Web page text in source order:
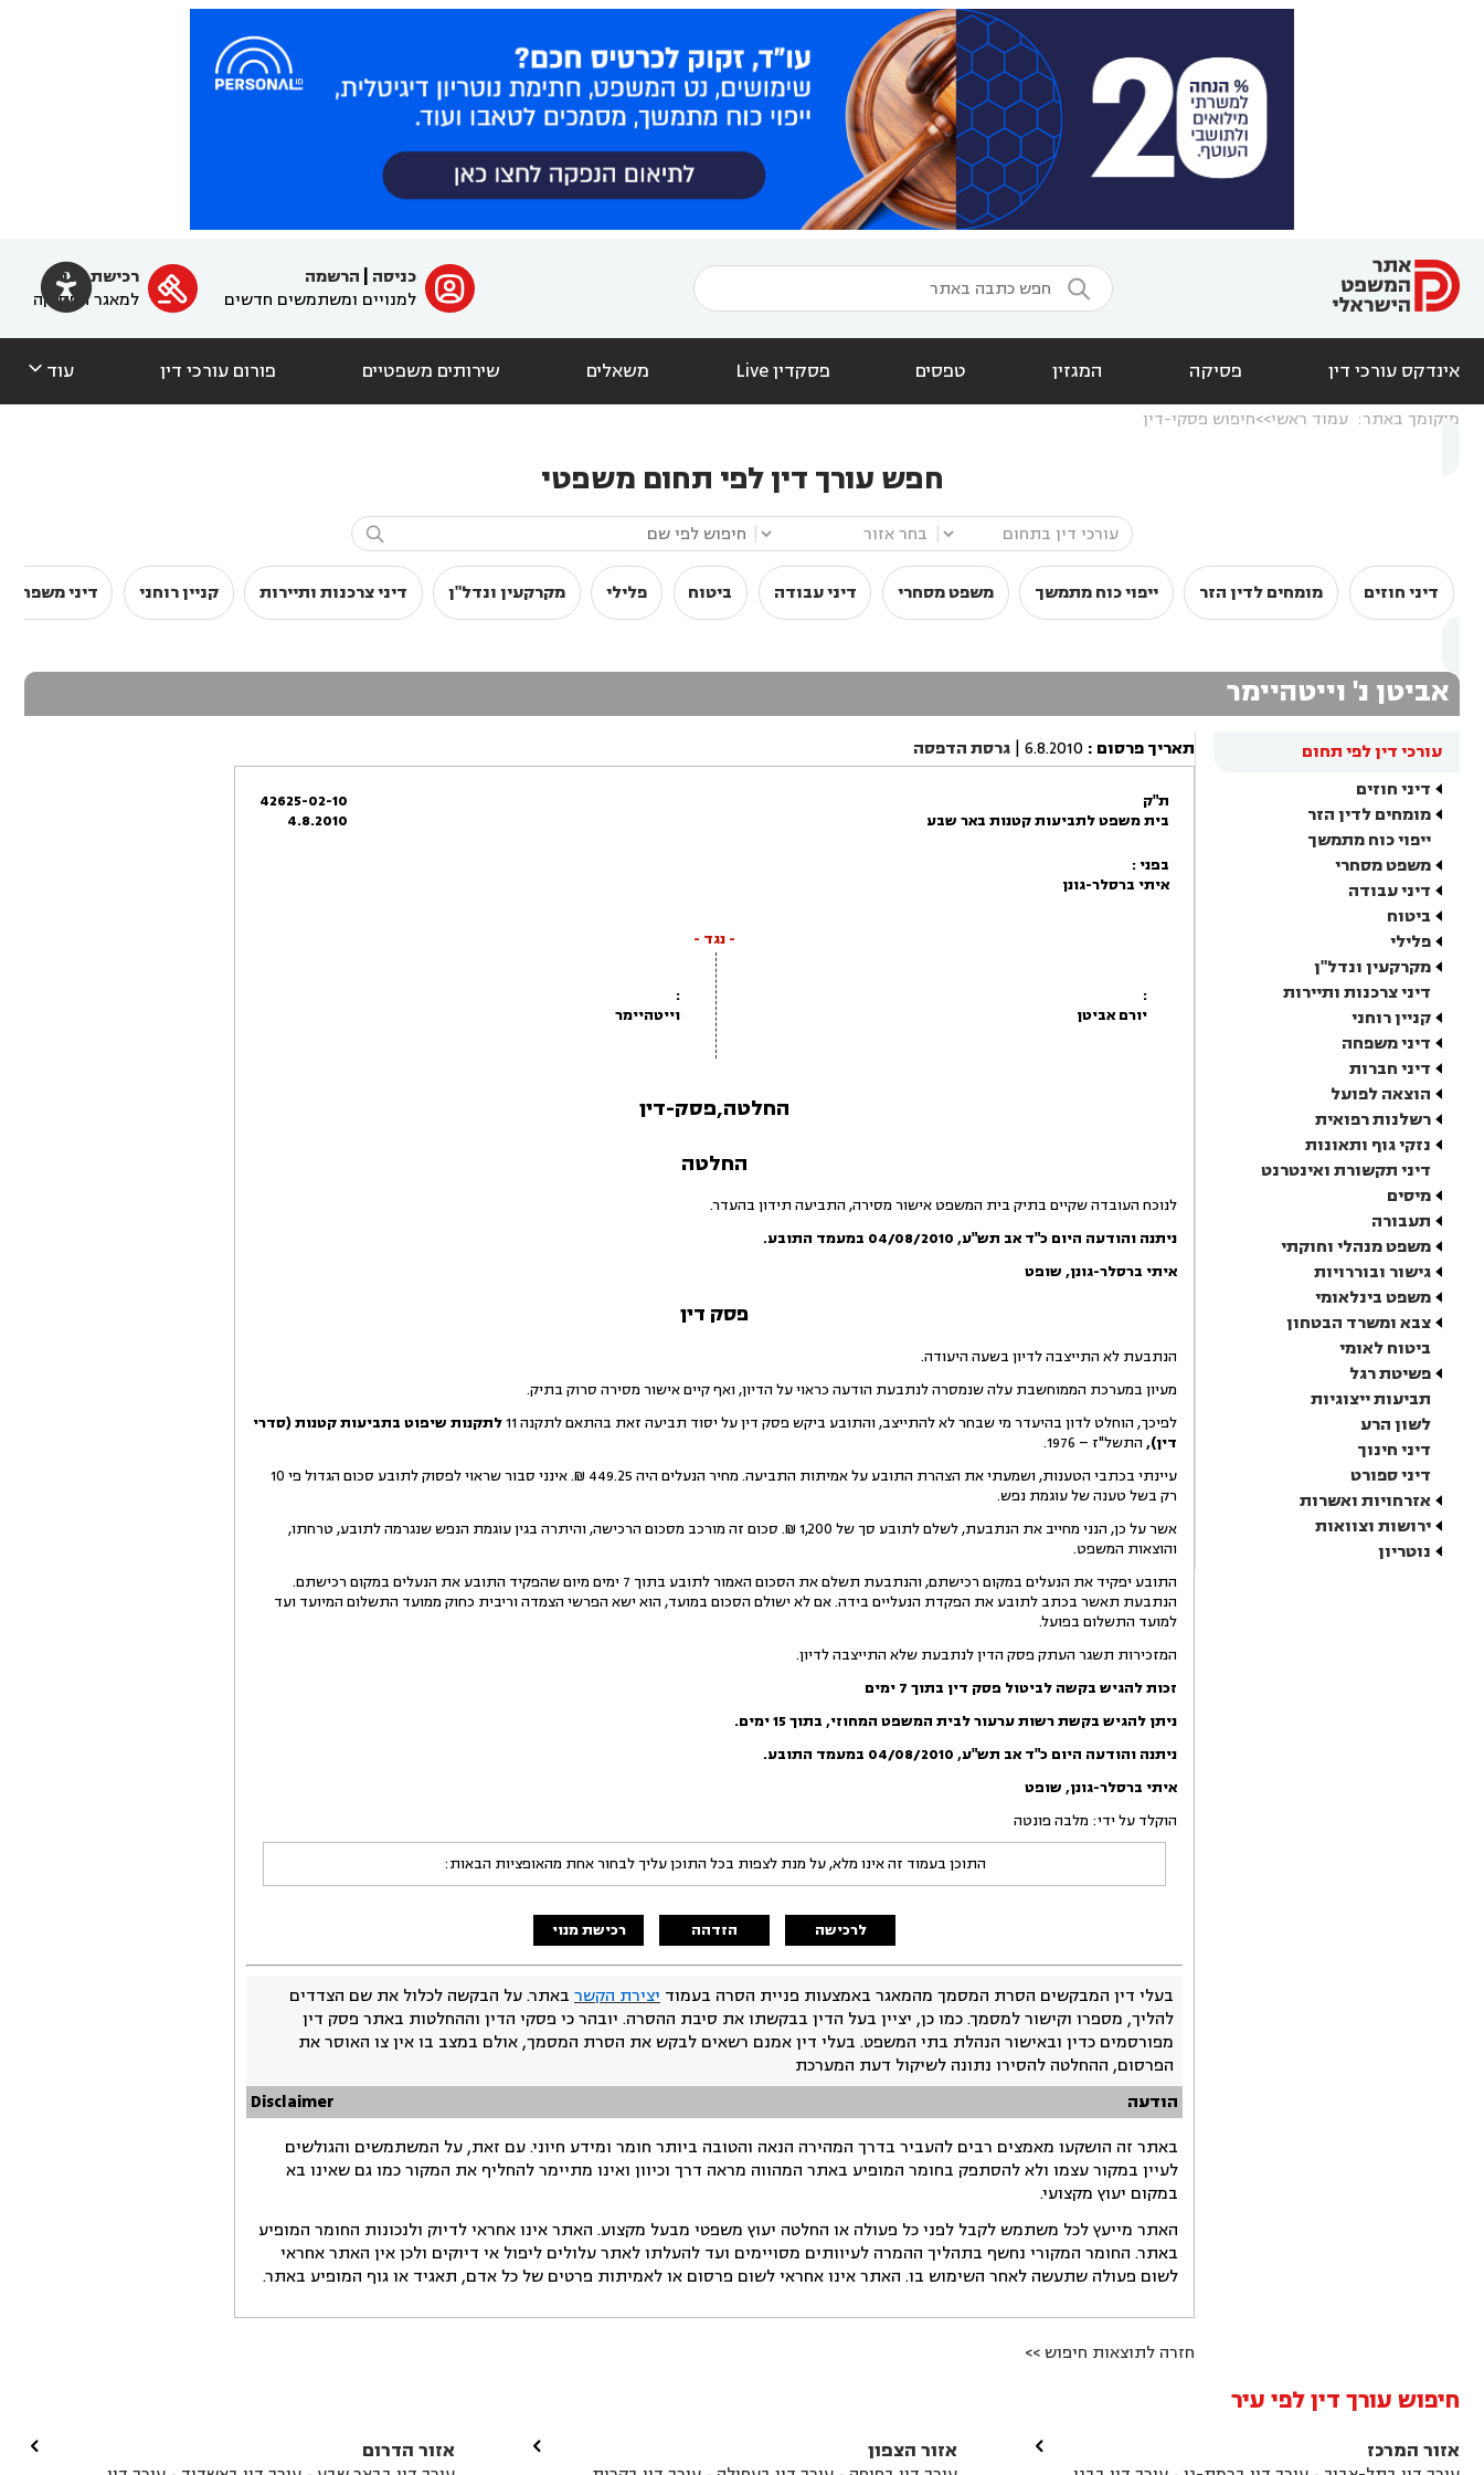
  ﱐ כניסה
הרשמה
למנויים ומשתמשים חדשים

רכישת מנוי
למאגר הפסיקה
אינדקס עורכי דין פסיקה המגזין טפסים פסקדין Live משאלים שירותים משפטיים פורום עורכי דין עוד 
מיקומך באתר: עמוד ראשי חיפוש פסקי-דין
חפש עורך דין לפי תחום משפטי

דיני חוזים מומחים לדין הזר ייפוי כוח מתמשך משפט מסחרי דיני עבודה ביטוח פלילי מקרקעין ונדל"ן דיני צרכנות ותיירות קניין רוחני דיני משפחה
אביטן נ' וייטהיימר
עורכי דין לפי תחום
דיני חוזים
מומחים לדין הזר
ייפוי כוח מתמשך
משפט מסחרי
דיני עבודה
ביטוח
פלילי
מקרקעין ונדל"ן
דיני צרכנות ותיירות
קניין רוחני
דיני משפחה
דיני חברות
הוצאה לפועל
רשלנות רפואית
נזקי גוף ותאונות
דיני תקשורת ואינטרנט
מיסים
תעבורה
משפט מנהלי וחוקתי
גישור ובוררויות
משפט בינלאומי
צבא ומשרד הבטחון
ביטוח לאומי
פשיטת רגל
תביעות ייצוגיות
לשון הרע
דיני חינוך
דיני ספורט
אזרחויות ואשרות
ירושות וצוואות
נוטריון
תאריך פרסום :
6.8.2010
| גרסת הדפסה
ת"ק
בית משפט לתביעות קטנות באר שבע
42625-02-10
4.8.2010
בפני :
איתי ברסלר-גונן
- נגד -
:
יורם אביטן
:
וייטהיימר
החלטה,פסק-דין
החלטה
לנוכח העובדה שקיים בתיק בית המשפט אישור מסירה, התביעה תידון בהעדר.
ניתנה והודעה היום כ"ד אב תש"ע,
04/08/2010 במעמד התובע.
איתי ברסלר-גונן, שופט
פסק דין
הנתבעת לא התייצבה לדיון בשעה היעודה.
מעיון במערכת הממוחשבת עלה שנמסרה לנתבעת הודעה כראוי על הדיון, ואף קיים אישור מסירה סרוק בתיק.
לפיכך, הוחלט לדון בהיעדר מי שבחר לא להתייצב, והתובע ביקש פסק דין על יסוד תביעה זאת בהתאם לתקנה 11
לתקנות שיפוט בתביעות קטנות (סדרי
דין), התשל"ז – 1976.
עיינתי בכתבי הטענות, ושמעתי את הצהרת התובע על אמיתות התביעה. מחיר הנעלים היה 449.25 ₪. אינני סבור שראוי לפסוק לתובע סכום הגדול פי 10
רק בשל טענה של עוגמת נפש.
אשר על כן, הנני מחייב את הנתבעת, לשלם לתובע סך של 1,200 ₪. סכום זה מורכב מסכום הרכישה, והיתרה בגין עוגמת הנפש שנגרמה לתובע, טרחתו,
והוצאות המשפט.
התובע יפקיד את הנעלים במקום רכישתם, והנתבעת תשלם את הסכום האמור לתובע בתוך 7 ימים מיום שהפקיד התובע את הנעלים במקום רכישתם.
הנתבעת תאשר בכתב לתובע את הפקדת הנעליים בידה. אם לא ישולם הסכום במועד, הוא ישא הפרשי הצמדה וריבית כחוק ממועד התשלום המיועד ועד
למועד התשלום בפועל.
המזכירות תשגר העתק פסק הדין לנתבעת שלא התייצבה לדיון.
זכות להגיש בקשה לביטול פסק דין בתוך 7 ימים
ניתן להגיש בקשת רשות ערעור לבית המשפט המחוזי, בתוך 15 ימים.
ניתנה והודעה היום כ"ד אב תש"ע,
04/08/2010 במעמד התובע.
איתי ברסלר-גונן, שופט
הוקלד על ידי: מלבה פונטה
התוכן בעמוד זה אינו מלא, על מנת לצפות בכל התוכן עליך לבחור אחת מהאופציות הבאות:
לרכישה הזדהה רכישת מנוי
בעלי דין המבקשים הסרת המסמך מהמאגר באמצעות פניית הסרה בעמוד יצירת הקשר באתר. על הבקשה לכלול את שם הצדדים
להליך, מספרו וקישור למסמך. כמו כן, יציין בעל הדין בבקשתו את סיבת ההסרה. יובהר כי פסקי הדין וההחלטות באתר פסק דין
מפורסמים כדין ובאישור הנהלת בתי המשפט. בעלי דין אמנם רשאים לבקש את הסרת המסמך, אולם במצב בו אין צו האוסר את
הפרסום, ההחלטה להסירו נתונה לשיקול דעת המערכת
הודעה
Disclaimer
באתר זה הושקעו מאמצים רבים להעביר בדרך המהירה הנאה והטובה ביותר חומר ומידע חיוני. עם זאת, על המשתמשים והגולשים
לעיין במקור עצמו ולא להסתפק בחומר המופיע באתר המהווה מראה דרך וכיוון ואינו מתיימר להחליף את המקור כמו גם שאינו בא
במקום יעוץ מקצועי.
האתר מייעץ לכל משתמש לקבל לפני כל פעולה או החלטה יעוץ משפטי מבעל מקצוע. האתר אינו אחראי לדיוק ולנכונות החומר המופיע
באתר. החומר המקורי נחשף בתהליך ההמרה לעיוותים מסויימים ועד להעלתו לאתר עלולים ליפול אי דיוקים ולכן אין האתר אחראי
לשום פעולה שתעשה לאחר השימוש בו. האתר אינו אחראי לשום פרסום או לאמיתות פרטים של כל אדם, תאגיד או גוף המופיע באתר.
חזרה לתוצאות חיפוש >>
חיפוש עורך דין לפי עיר
אזור המרכז  אזור הצפון  אזור הדרום 